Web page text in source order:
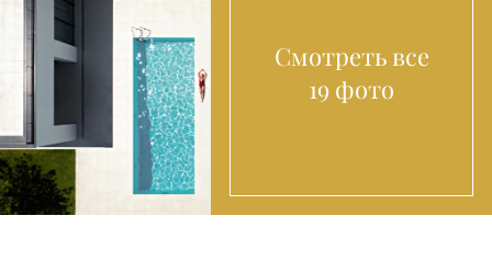
Смотреть все
19 фото